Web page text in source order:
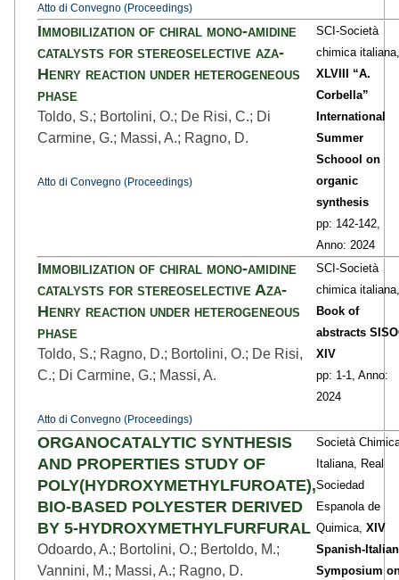
Atto di Convegno (Proceedings)
Immobilization of chiral mono-amidine
catalysts for stereoselective aza-
Henry reaction under heterogeneous
phase
Toldo, S.; Bortolini, O.; De Risi, C.; Di
Carmine, G.; Massi, A.; Ragno, D.
Atto di Convegno (Proceedings)
SCI-Società
chimica
XLVIII “A.
Corbella”
International
Summer
Schoool on
organic
synthesis
pp: 142-142,
Anno: 2024
Immobilization of chiral mono-amidine
catalysts for stereoselective Aza-
Henry reaction under heterogeneous
phase
Toldo, S.; Ragno, D.; Bortolini, O.; De Risi,
C.; Di Carmine, G.; Massi, A.
Atto di Convegno (Proceedings)
SCI-Società
chimica
Book of
abstracts
XIV
pp: 1-1,
Anno:
2024
ORGANOCATALYTIC SYNTHESIS
AND PROPERTIES STUDY OF
POLY(HYDROXYMETHYLFUROATE),
BIO-BASED POLYESTER DERIVED
BY 5-HYDROXYMETHYLFURFURAL
Odoardo, A.; Bortolini, O.; Bertoldo, M.;
Vannini, M.; Massi, A.; Ragno, D.
Società
Italiana, Real
Sociedad
Espanola de
Quimica,XIV
Spanish-Italian
Symposium